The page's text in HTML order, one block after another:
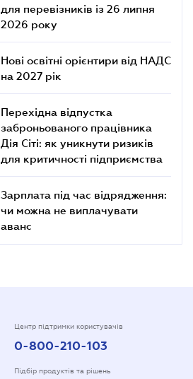
для перевізників із 26 липня
2026 року
Нові освітні орієнтири від НАДС
на 2027 рік
Перехідна відпустка
заброньованого працівника
Дія Сіті: як уникнути ризиків
для критичності підприємства
Зарплата під час відрядження:
чи можна не виплачувати
аванс
Центр підтримки користувачів
0-800-210-103
Підбір продуктів та рішень